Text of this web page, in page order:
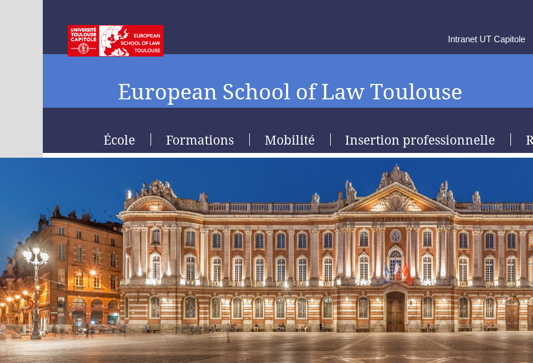
European School of Law Toulouse
École Formations Mobilité Insertion professionnelle
Intranet UT Capitole